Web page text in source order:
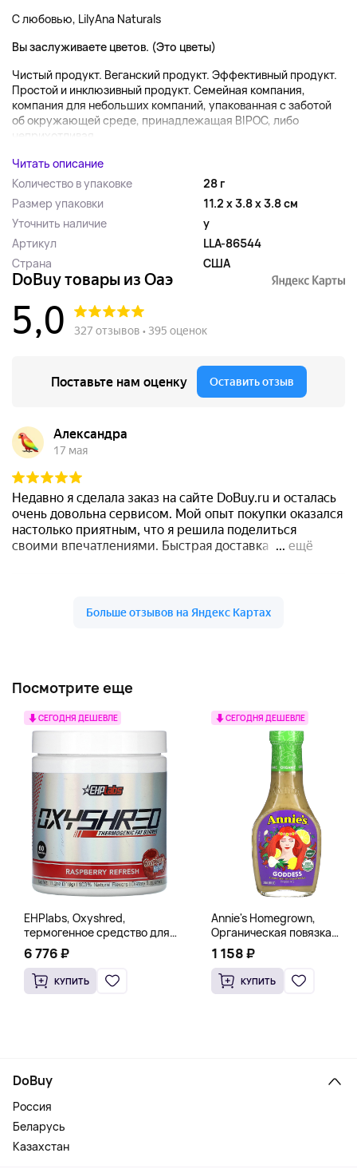
С любовью, LilyAna Naturals
Вы заслуживаете цветов. (Это цветы)
Чистый продукт. Веганский продукт. Эффективный продукт.
Простой и инклюзивный продукт. Семейная компания,
компания для небольших компаний, упакованная с заботой
об окружающей среде, принадлежащая BIPOC, либо
неприхотливая....
Читать описание
Количество в упаковке
28 г
Размер упаковки
11.2 x 3.8 x 3.8 см
Уточнить наличие
y
Артикул
LLA-86544
Страна
США
Посмотрите еще
СЕГОДНЯ ДЕШЕВЛЕ
EHPlabs, Oxyshred,
термогенное средство для
сжигания жира, малиновое
освежение, 318 г (11,2 унции)
6 776 ₽
КУПИТЬ
СЕГОДНЯ ДЕШЕВЛЕ
Annie's Homegrown,
Органическая повязка
«Богиня», 236 мл (8 жидк.
унц.)
1 158 ₽
КУПИТЬ
DoBuy
Россия
Беларусь
Казахстан